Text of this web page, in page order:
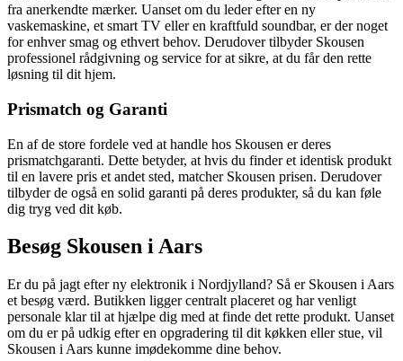
fra anerkendte mærker. Uanset om du leder efter en ny
vaskemaskine, et smart TV eller en kraftfuld soundbar, er der noget
for enhver smag og ethvert behov. Derudover tilbyder Skousen
professionel rådgivning og service for at sikre, at du får den rette
løsning til dit hjem.
Prismatch og Garanti
En af de store fordele ved at handle hos Skousen er deres
prismatchgaranti. Dette betyder, at hvis du finder et identisk produkt
til en lavere pris et andet sted, matcher Skousen prisen. Derudover
tilbyder de også en solid garanti på deres produkter, så du kan føle
dig tryg ved dit køb.
Besøg Skousen i Aars
Er du på jagt efter ny elektronik i Nordjylland? Så er Skousen i Aars
et besøg værd. Butikken ligger centralt placeret og har venligt
personale klar til at hjælpe dig med at finde det rette produkt. Uanset
om du er på udkig efter en opgradering til dit køkken eller stue, vil
Skousen i Aars kunne imødekomme dine behov.